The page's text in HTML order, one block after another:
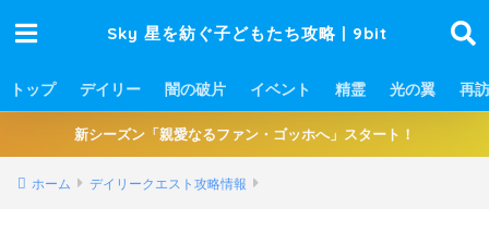
Sky 星を紡ぐ子どもたち攻略 | 9bit
トップ デイリー 闇の破片 イベント 精霊 光の翼 再訪
新シーズン「親愛なるファン・ゴッホへ」スタート！
ホーム デイリークエスト攻略情報